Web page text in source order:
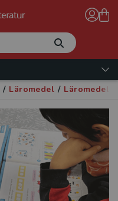
/ Läromedel / Läromedel i